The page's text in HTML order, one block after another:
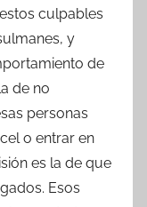
culpables
y
de
de no
personas
o entrar en
es la de que
Esos